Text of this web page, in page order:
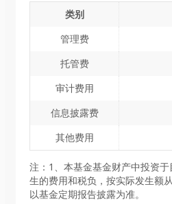
类别
管理费
托管费
审计费用
信息披露费
其他费用
注：1、本基金基金财产中投资
生的费用和税负，按实际发生额
以基金定期报告披露为准。